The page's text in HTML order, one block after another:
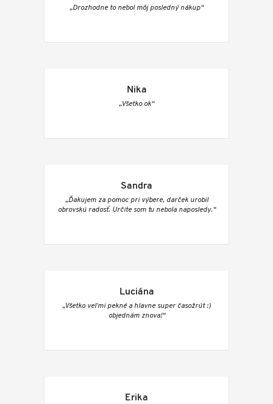
„Drozhodne to nebol môj posledný nákup“
Nika
„Všetko ok“
Sandra
„Ďakujem za pomoc pri výbere, darček urobil
obrovskú radosť. Určite som tu nebola naposledy.“
Luciána
„Všetko veľmi pekné a hlavne super časožrút :)
objednám znova!“
Erika